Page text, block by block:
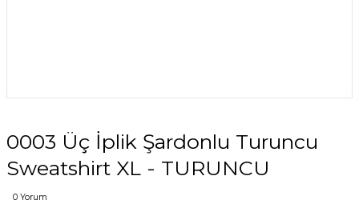
0003 Üç İplik Şardonlu Turuncu
Sweatshirt XL - TURUNCU
0 Yorum